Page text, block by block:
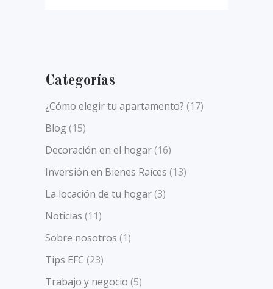
Categorías
¿Cómo elegir tu apartamento? (17)
Blog(15)
Decoración en el hogar(16)
Inversión en Bienes Raíces (13)
La locación de tu hogar(3)
Noticias (11)
Sobre nosotros (1)
Tips EFC (23)
Trabajo y negocio (5)